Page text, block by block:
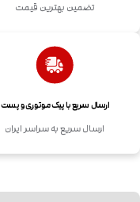
تضمین بهترین قیمت
ارسال سریع با پیک موتوری و پست
ارسال سریع به سراسر ایران